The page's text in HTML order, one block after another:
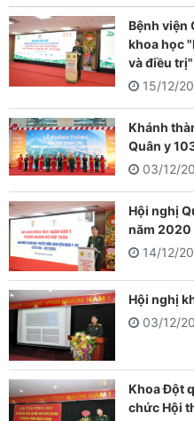
Bệnh viện
khoa học
và điều trị"
15/12/
Khánh
Quân y
03/12/
Hội nghị
năm 2020
14/12/
Hội nghị
03/12/
Khoa Đột
chức Hội